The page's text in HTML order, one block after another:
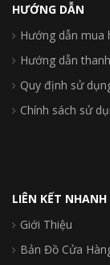
HƯỚNG DẪN
Hướng dẫn mua
Hướng dẫn
Quy định sử
Chính sách sử
LIÊN KẾT NHANH
Giới Thiệu
Bản Đồ Cửa